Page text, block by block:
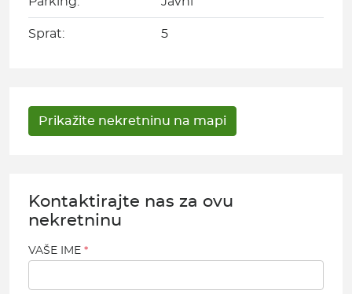
Sprat: 5
Kontaktirajte nas za ovu
nekretninu
VAŠE IME